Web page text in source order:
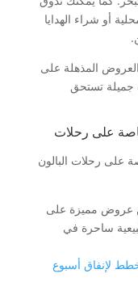
أو شراء الهدايا
المذهلة على
جميلة تستحق
على رحلات
عروض مميزة على
ساحرة في
لإنفاق أسبوع